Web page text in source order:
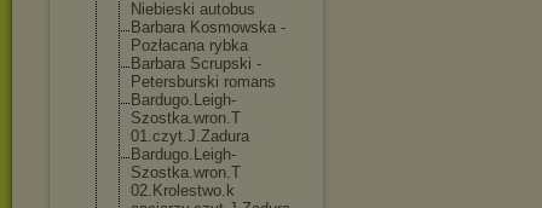
Niebieski autobus
Barbara Kosmowska -
Pozłacana rybka
Barbara Scrupski -
Petersburski romans
Bardugo.Leigh-
Szostka.wron.T
01.czyt.J.Zadura
Bardugo.Leigh-
Szostka.wron.T
02.Krolestwo.k